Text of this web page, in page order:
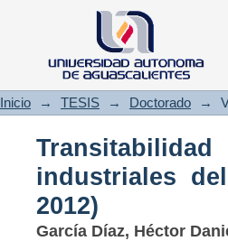
Aguascalientes
Inicio → TESIS → Doctorado →
industriales
2012)
García Díaz, Héctor